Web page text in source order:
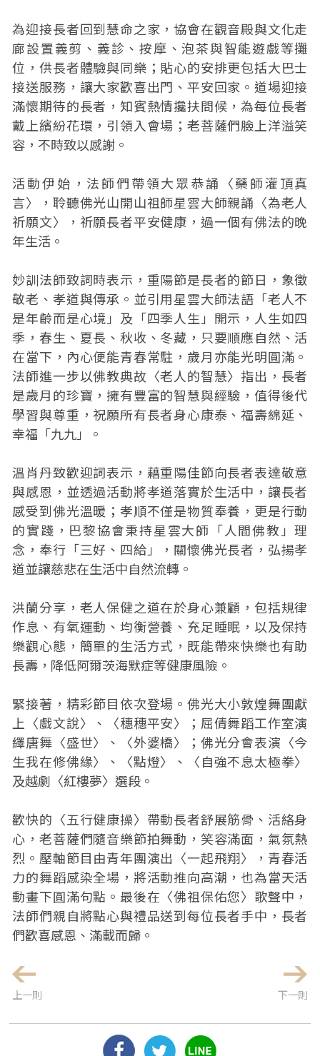
為迎接長者回到慧命之家，協會在觀音殿與文化走
廊設置義剪、義診、按摩、泡茶與智能遊戲等攤
位，供長者體驗與同樂；貼心的安排更包括大巴士
接送服務，讓大家歡喜出門、平安回家。道場迎接
滿懷期待的長者，知賓熱情攙扶問候，為每位長者
戴上繽紛花環，引領入會場；老菩薩們臉上洋溢笑
容，不時致以感謝。
活動伊始，法師們帶領大眾恭誦〈藥師灌頂真
言〉，聆聽佛光山開山祖師星雲大師親誦〈為老人
祈願文〉，祈願長者平安健康，過一個有佛法的晚
年生活。
妙訓法師致詞時表示，重陽節是長者的節日，象徵
敬老、孝道與傳承。並引用星雲大師法語「老人不
是年齡而是心境」及「四季人生」開示，人生如四
季，春生、夏長、秋收、冬藏，只要順應自然、活
在當下，內心便能青春常駐，歲月亦能光明圓滿。
法師進一步以佛教典故〈老人的智慧〉指出，長者
是歲月的珍寶，擁有豐富的智慧與經驗，值得後代
學習與尊重，祝願所有長者身心康泰、福壽綿延、
幸福「九九」。
溫肖丹致歡迎詞表示，藉重陽佳節向長者表達敬意
與感恩，並透過活動將孝道落實於生活中，讓長者
感受到佛光溫暖；孝順不僅是物質奉養，更是行動
的實踐，巴黎協會秉持星雲大師「人間佛教」理
念，奉行「三好、四給」，關懷佛光長者，弘揚孝
道並讓慈悲在生活中自然流轉。
洪蘭分享，老人保健之道在於身心兼顧，包括規律
作息、有氧運動、均衡營養、充足睡眠，以及保持
樂觀心態，簡單的生活方式，既能帶來快樂也有助
長壽，降低阿爾茨海默症等健康風險。
緊接著，精彩節目依次登場。佛光大小敦煌舞團獻
上〈戲文說〉、〈穗穗平安〉；屈倩舞蹈工作室演
繹唐舞〈盛世〉、〈外婆橋〉；佛光分會表演〈今
生我在修佛緣〉、〈點燈〉、〈自強不息太極拳〉
及越劇〈紅樓夢〉選段。
歡快的〈五行健康操〉帶動長者舒展筋骨、活絡身
心，老菩薩們隨音樂節拍舞動，笑容滿面，氣氛熱
烈。壓軸節目由青年團演出〈一起飛翔〉，青春活
力的舞蹈感染全場，將活動推向高潮，也為當天活
動畫下圓滿句點。最後在〈佛祖保佑您〉歌聲中，
法師們親自將點心與禮品送到每位長者手中，長者
們歡喜感恩、滿載而歸。
上一則 下一則